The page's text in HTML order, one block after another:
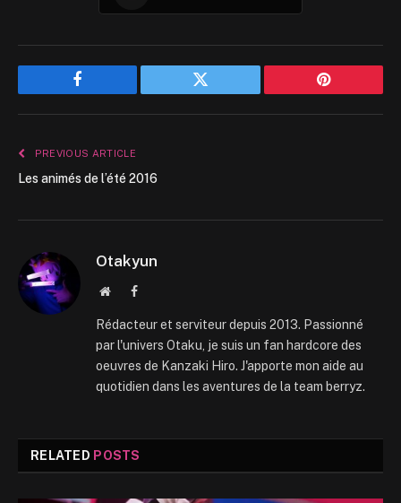
Facebook Twitter Pinterest
PREVIOUS ARTICLE
Les animés de l’été 2016
Otakyun
WebsiteFacebook
Rédacteur et serviteur depuis 2013. Passionné
par l'univers Otaku, je suis un fan hardcore des
oeuvres de Kanzaki Hiro. J'apporte mon aide au
quotidien dans les aventures de la team berryz.
RELATED POSTS